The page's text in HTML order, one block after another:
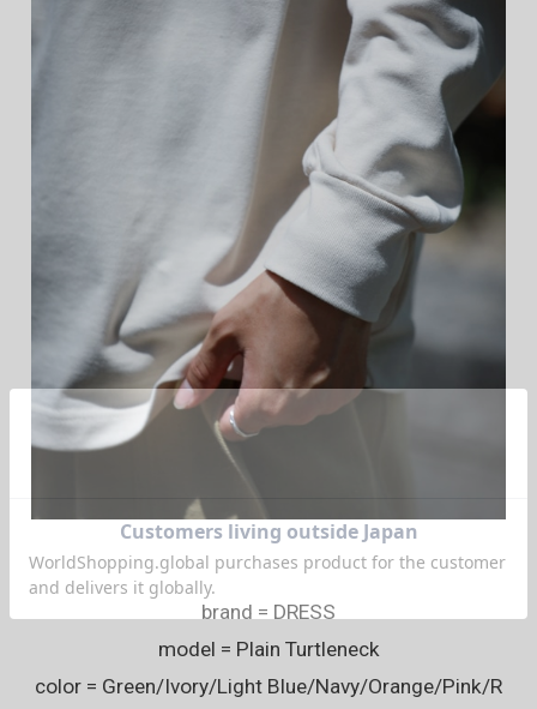
brand = DRESS
model = Plain Turtleneck
color = Green/Ivory/Light Blue/Navy/Orange/Pink/R